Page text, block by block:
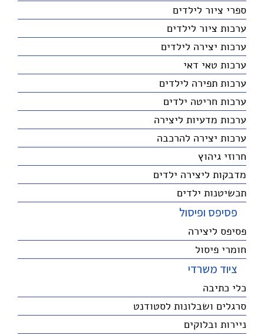
ספרי ציור לילדים
ערכות ציור לילדים
ערכות יצירה לילדים
ערכות טאי דאי
ערכות תפירה לילדים
ערכות חריטה ילדים
ערכות מדעיות ליצירה
ערכות יצירה להרכבה
חרוזי גיהוץ
מדבקות ליצירה ילדים
תכשיטנות ילדים
פסיפס ופיסול
פסיפס ליצירה
חומרי פיסול
ציוד משרדי
כלי כתיבה
סרגלים ושבלונות לסטודנט
ניירות ובלוקים